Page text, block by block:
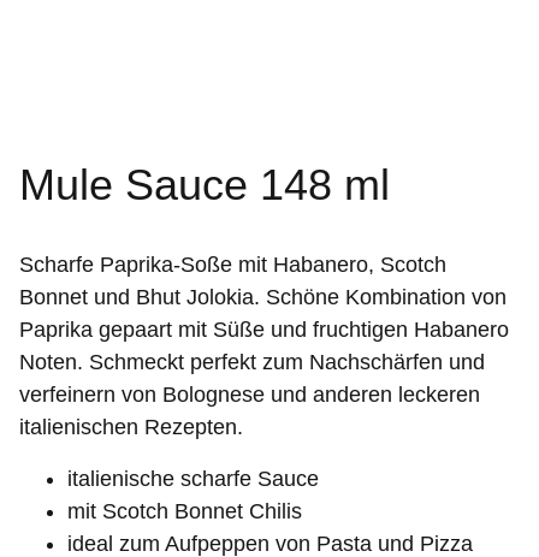
Mule Sauce 148 ml
Scharfe Paprika-Soße mit Habanero, Scotch
Bonnet und Bhut Jolokia. Schöne Kombination von
Paprika gepaart mit Süße und fruchtigen Habanero
Noten. Schmeckt perfekt zum Nachschärfen und
verfeinern von Bolognese und anderen leckeren
italienischen Rezepten.
italienische scharfe Sauce
mit Scotch Bonnet Chilis
ideal zum Aufpeppen von Pasta und Pizza